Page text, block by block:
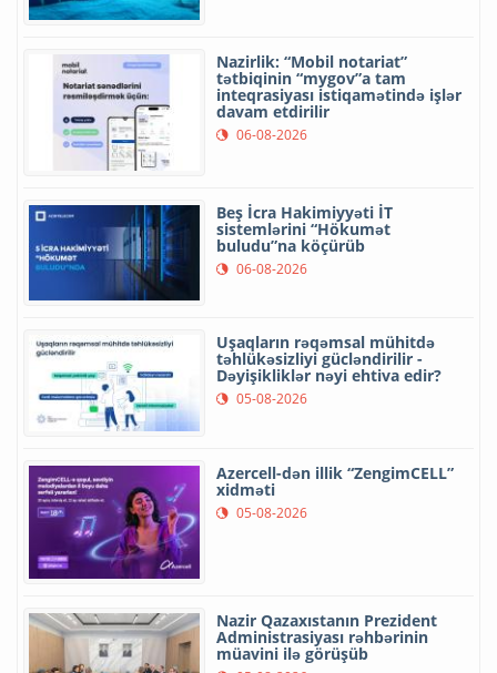
Nazirlik: “Mobil notariat”
tətbiqinin “mygov”a tam
inteqrasiyası istiqamətində işlər
davam etdirilir
06-08-2026
Beş İcra Hakimiyyəti İT
sistemlərini “Hökumət
buludu”na köçürüb
06-08-2026
Uşaqların rəqəmsal mühitdə
təhlükəsizliyi gücləndirilir -
Dəyişikliklər nəyi ehtiva edir?
05-08-2026
Azercell-dən illik “ZengimCELL”
xidməti
05-08-2026
Nazir Qazaxıstanın Prezident
Administrasiyası rəhbərinin
müavini ilə görüşüb